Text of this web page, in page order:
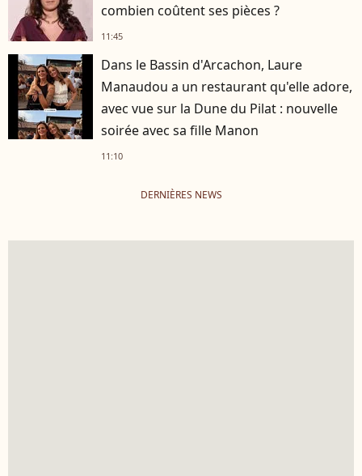
combien coûtent ses pièces ?
11:45
Dans le Bassin d'Arcachon, Laure
Manaudou a un restaurant qu'elle adore,
avec vue sur la Dune du Pilat : nouvelle
soirée avec sa fille Manon
11:10
DERNIÈRES NEWS